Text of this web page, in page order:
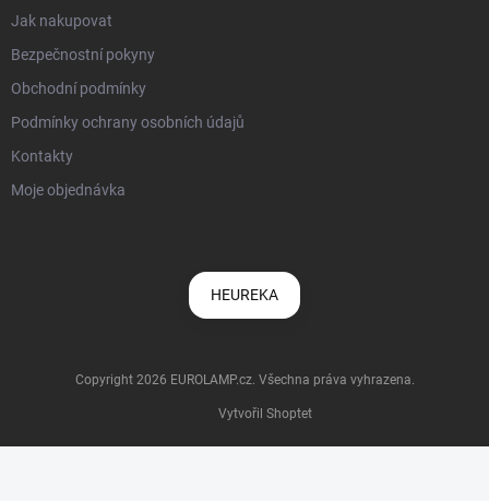
Jak nakupovat
Bezpečnostní pokyny
Obchodní podmínky
Podmínky ochrany osobních údajů
Kontakty
Moje objednávka
HEUREKA
Vytvořil Shoptet
Copyright 2026 EUROLAMP.cz. Všechna práva vyhrazena.